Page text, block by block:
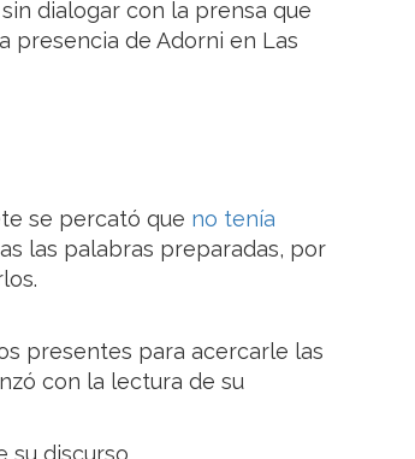
dialogar con la prensa que
presencia de Adorni en Las
se percató que no tenía
las palabras preparadas, por
presentes para acercarle las
con la lectura de su